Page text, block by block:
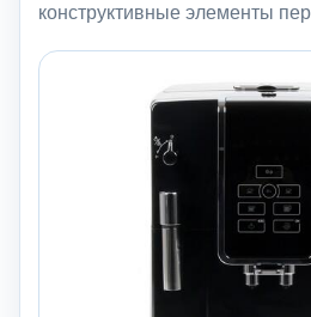
конструктивные элементы